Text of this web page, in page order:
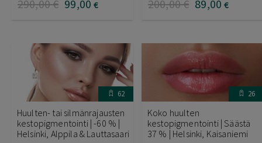
290,00€ 99,00 € 200,00€ 89,00 €
62
Huulten- tai silmänrajausten
kestopigmentointi | -60 % |
Helsinki, Alppila & Lauttasaari
26
Koko huulten
kestopigmentointi | Säästä
37 % | Helsinki, Kaisaniemi